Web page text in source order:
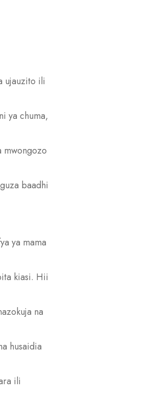
ujauzito ili
ya chuma,
mwongozo
baadhi
ya mama
kiasi. Hii
na
husaidia
ili